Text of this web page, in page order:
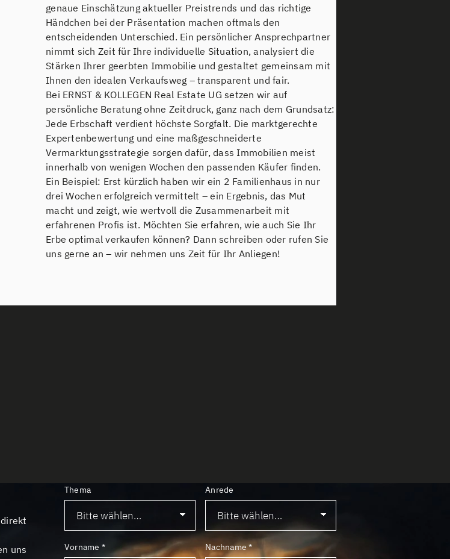
genaue Einschätzung aktueller Preistrends und das richtige
Händchen bei der Präsentation machen oftmals den
entscheidenden Unterschied. Ein persönlicher Ansprechpartner
nimmt sich Zeit für Ihre individuelle Situation, analysiert die
Stärken Ihrer geerbten Immobilie und gestaltet gemeinsam mit
Ihnen den idealen Verkaufsweg – transparent und fair.
Bei ERNST & KOLLEGEN Real Estate UG setzen wir auf
persönliche Beratung ohne Zeitdruck, ganz nach dem Grundsatz:
Jede Erbschaft verdient höchste Sorgfalt. Die marktgerechte
Expertenbewertung und eine maßgeschneiderte
Vermarktungsstrategie sorgen dafür, dass Immobilien meist
innerhalb von wenigen Wochen den passenden Käufer finden.
Ein Beispiel: Erst kürzlich haben wir ein 2 Familienhaus in nur
drei Wochen erfolgreich vermittelt – ein Ergebnis, das Mut
macht und zeigt, wie wertvoll die Zusammenarbeit mit
erfahrenen Profis ist. Möchten Sie erfahren, wie auch Sie Ihr
Erbe optimal verkaufen können? Dann schreiben oder rufen Sie
uns gerne an – wir nehmen uns Zeit für Ihr Anliegen!
uns
Thema Anrede
Vorname * Nachname*